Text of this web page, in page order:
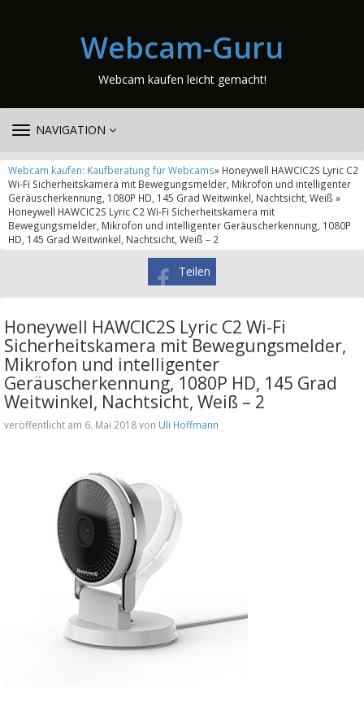
Webcam-Guru
Webcam kaufen leicht gemacht!
TOGGLE
NAVIGATION
Webcam kaufen: Kaufberatung für Webcams» Honeywell HAWCIC2S Lyric C2
Wi-Fi Sicherheitskamera mit Bewegungsmelder, Mikrofon und intelligenter
Geräuscherkennung, 1080P HD, 145 Grad Weitwinkel, Nachtsicht, Weiß »
Honeywell HAWCIC2S Lyric C2 Wi-Fi Sicherheitskamera mit
Bewegungsmelder, Mikrofon und intelligenter Geräuscherkennung, 1080P
HD, 145 Grad Weitwinkel, Nachtsicht, Weiß – 2
Teilen
Honeywell HAWCIC2S Lyric C2 Wi-Fi
Sicherheitskamera mit Bewegungsmelder,
Mikrofon und intelligenter
Geräuscherkennung, 1080P HD, 145 Grad
Weitwinkel, Nachtsicht, Weiß – 2
veröffentlicht am 6. Mai 2018 von Uli Hoffmann